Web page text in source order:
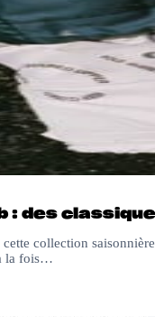
: des
collection
la fois…